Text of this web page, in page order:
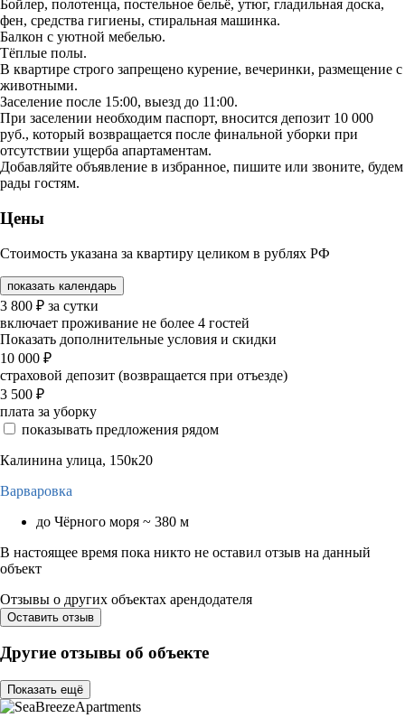
Бойлер, полотенца, постельное бельё, утюг, гладильная доска,
фен, средства гигиены, стиральная машинка.
Балкон с уютной мебелью.
Тёплые полы.
В квартире строго запрещено курение, вечеринки, размещение с
животными.
Заселение после 15:00, выезд до 11:00.
При заселении необходим паспорт, вносится депозит 10 000
руб., который возвращается после финальной уборки при
отсутствии ущерба апартаментам.
Добавляйте объявление в избранное, пишите или звоните, будем
рады гостям.
Цены
Стоимость указана за квартиру целиком в рублях РФ
показать календарь
3 800 ₽ за сутки
включает проживание не более 4 гостей
Показать дополнительные условия и скидки
10 000 ₽
страховой депозит (возвращается при отъезде)
3 500 ₽
плата за уборку
показывать предложения рядом
Калинина улица, 150к20
Варваровка
до Чёрного моря ~ 380 м
В настоящее время пока никто не оставил отзыв на данный
объект
Отзывы о других объектах арендодателя
Оставить отзыв
Другие отзывы об объекте
Показать ещё